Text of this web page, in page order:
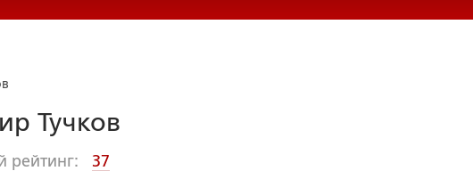
Тучков
рейтинг: 37